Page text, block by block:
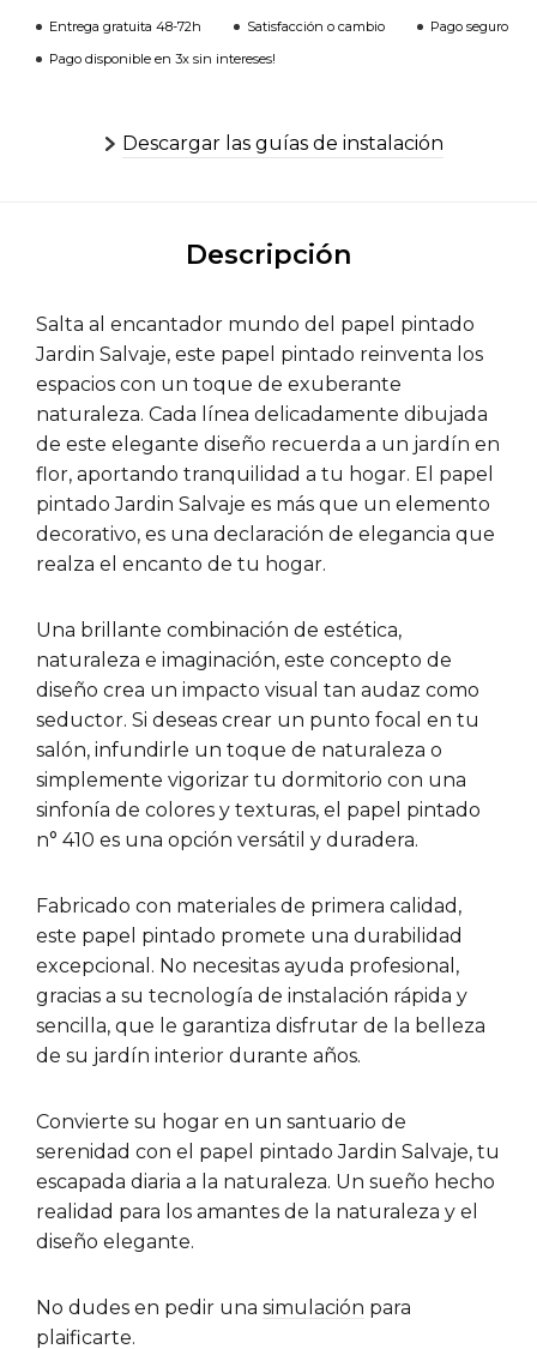
Entrega gratuita 48-72h Satisfacción o cambio
Pago seguro
Pago disponible en 3x sin intereses!
Descargar las guías de instalación
Descripción
Salta al encantador mundo del papel pintado
Jardin Salvaje, este papel pintado reinventa los
espacios con un toque de exuberante
naturaleza. Cada línea delicadamente dibujada
de este elegante diseño recuerda a un jardín en
flor, aportando tranquilidad a tu hogar. El papel
pintado Jardin Salvaje es más que un elemento
decorativo, es una declaración de elegancia que
realza el encanto de tu hogar.
Una brillante combinación de estética,
naturaleza e imaginación, este concepto de
diseño crea un impacto visual tan audaz como
seductor. Si deseas crear un punto focal en tu
salón, infundirle un toque de naturaleza o
simplemente vigorizar tu dormitorio con una
sinfonía de colores y texturas, el papel pintado
n° 410 es una opción versátil y duradera.
Fabricado con materiales de primera calidad,
este papel pintado promete una durabilidad
excepcional. No necesitas ayuda profesional,
gracias a su tecnología de instalación rápida y
sencilla, que le garantiza disfrutar de la belleza
de su jardín interior durante años.
Convierte su hogar en un santuario de
serenidad con el papel pintado Jardin Salvaje, tu
escapada diaria a la naturaleza. Un sueño hecho
realidad para los amantes de la naturaleza y el
diseño elegante.
No dudes en pedir una simulación para
plaificarte.